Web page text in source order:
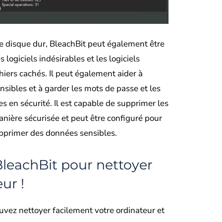
disque dur, BleachBit peut également être
logiciels indésirables et les logiciels
cachés. Il peut également aider à
et à garder les mots de passe et les
en sécurité. Il est capable de supprimer les
sécurisée et peut être configuré pour
des données sensibles.
pour nettoyer
!
nettoyer facilement votre ordinateur et